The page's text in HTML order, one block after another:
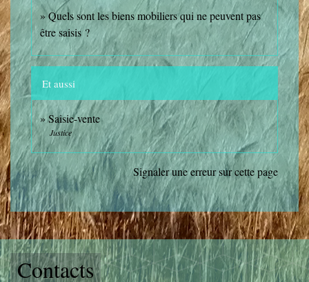
Quels sont les biens mobiliers qui ne peuvent pas
être saisis ?
Et aussi
Saisie-vente
Justice
Signaler une erreur sur cette page
Contacts